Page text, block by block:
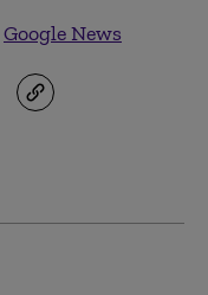
Google News